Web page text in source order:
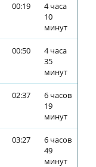
00:19
4 часа
10
минут
00:50
4 часа
35
минут
02:37
6 часов
19
минут
03:27
6 часов
49
минут